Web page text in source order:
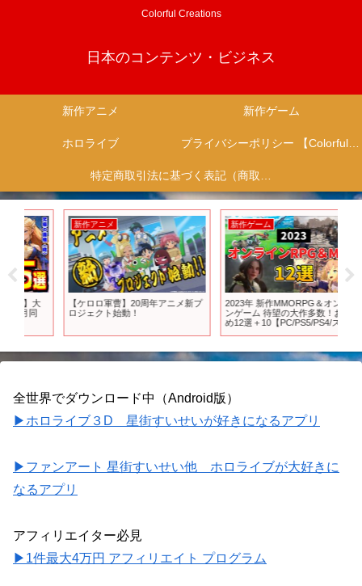
Colorful Creations
日本のコンテンツ・ビジネス
新作アニメ 新作ゲーム
ホロライブ プライバシーポリシー 【Colorful Creation】
特定商取引法に基づく表記（商取引に関する開示）
新作アニメ
【ケロロ軍曹】20周年アニメ新プ
ロジェクト始動！
新作ゲーム
2023年 新作MMORPG＆オンライ
ンゲーム 待望の大作多数！おすす
め12選＋10【PC/PS5/PS4/スマ
全世界でダウンロード中（Android版）
▶ホロライブ３D 星街すいせいが好きになるアプリ
▶ファンアート 星街すいせい他 ホロライブが大好きに
なるアプリ
アフィリエイター必見
▶1件最大4万円 アフィリエイト プログラム